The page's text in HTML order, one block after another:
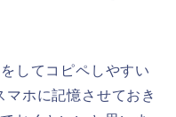
してコピペしやすい
ホに記憶させておき